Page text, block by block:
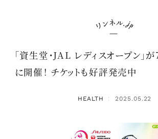
「資生堂・JAL レディスオープン」
に開催！ チケットも好評発売中
HEALTH ： 2025.05.22